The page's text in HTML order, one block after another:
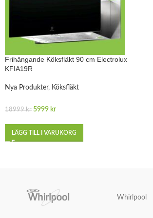
Frihängande Köksfläkt 90 cm Electrolux
KFIA19R
Nya Produkter, Köksfläkt
18999kr 5999 kr
LÄGG TILL I VARUKORG
Whirlpool